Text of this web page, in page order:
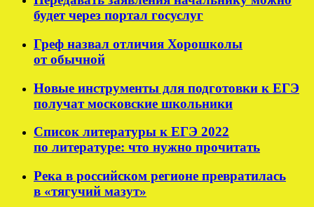
будет через портал госуслуг
Греф назвал отличия Хорошколы
от обычной
Новые инструменты для подготовки к ЕГЭ
получат московские школьники
Список литературы к ЕГЭ 2022
по литературе: что нужно прочитать
Река в российском регионе превратилась
в «тягучий мазут»